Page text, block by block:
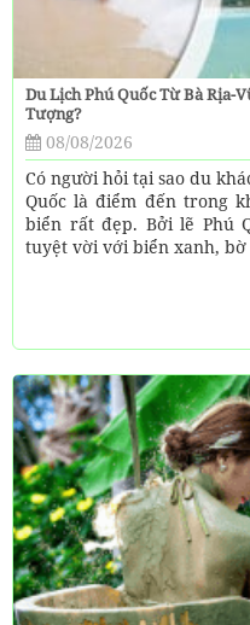
Du Lịch Phú Quốc Từ Bà Rịa-
Tượng?
08/08/2026
Có người hỏi tại sao du
Quốc là điểm đến trong
biển rất đẹp. Bởi lẽ Phú
tuyệt vời với biển xanh,